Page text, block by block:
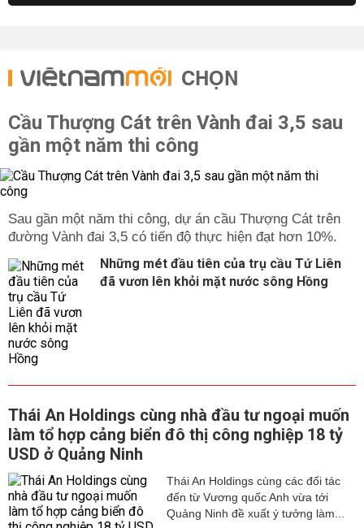
CHỌN
Cầu Thượng Cát trên Vành đai 3,5 sau
gần một năm thi công
Sau gần một năm thi công, dự án cầu Thượng Cát trên
đường Vành đai 3,5 có tiến độ thực hiện đạt hơn 10%.
Những mét đầu tiên của trụ cầu Tứ Liên
đã vươn lên khỏi mặt nước sông Hồng
Thái An Holdings cùng nhà đầu tư ngoại muốn
làm tổ hợp cảng biển đô thị công nghiệp 18 tỷ
USD ở Quảng Ninh
Thái An Holdings cùng các đối tác
đến từ Vương quốc Anh vừa tới
Quảng Ninh đề xuất ý tưởng làm...